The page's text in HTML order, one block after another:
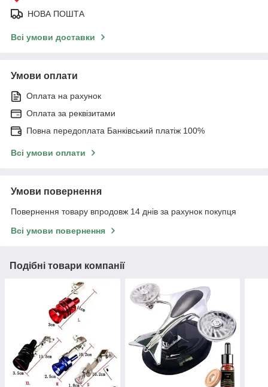
НОВА ПОШТА
Всі умови доставки
Умови оплати
Оплата на рахунок
Оплата за реквізитами
Повна передоплата Банківський платіж 100%
Всі умови оплати
Умови повернення
Повернення товару впродовж 14 днів за рахунок покупця
Всі умови повернення
Подібні товари компанії